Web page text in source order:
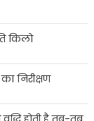
किलो
निरीक्षण